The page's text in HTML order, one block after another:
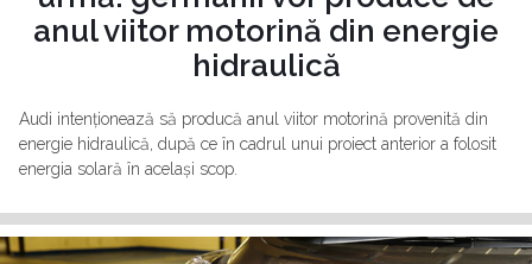
anul viitor motorină din energie
hidraulică
Audi intenționează să producă anul viitor motorină provenită din
energie hidraulică, după ce în cadrul unui proiect anterior a folosit
energia solară în același scop.